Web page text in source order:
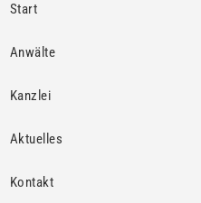
Start
Anwälte
Kanzlei
Aktuelles
Kontakt